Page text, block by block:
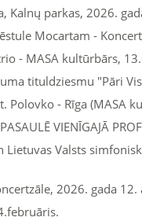
Kalnų parkas, 2026.
Mocartam -
- MASA kultūrbārs,
tituldziesmu "Pāri
Polovko - Rīga (MASA
VIENĪGAJĀ
Lietuvas Valsts
2026. gada 12.